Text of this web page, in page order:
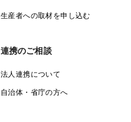
生産者への取材を申し込む
連携のご相談
法人連携について
自治体・省庁の方へ